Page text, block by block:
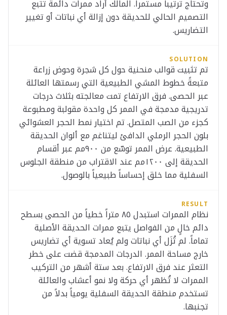
وتحتاج ترتيباً مستمراً. المالك أراد ممرات دائمة تتبع
التصميم الحالي للحديقة دون إزالة أي نباتات أو تغيير
التضاريس.
SOLUTION
تم تثبيت قوالب منحنية حول كل شجرة وحوض زراعة
متبعةً خطوط المشي الطبيعية التي رسمتها العائلة
عبر الحصى. فرق الارتفاع تمت معالجته بثلاث درجات
تدريجية مدمجة في الممر كل واحدة مقولبة ومطبوعة
كجزء من الصب المتصل. تم اختيار نمط الحجر العشوائي
بلون الحجر الرملي الدافئ ليتناغم مع ألوان الحديقة
الطبيعية. عرض الممر توسّع من ٩٠٠مم عبر أقسام
الحديقة إلى ١٢٠٠مم عند الاقتراب من منطقة الجلوس
السفلية مما خلق إحساساً طبيعياً بالوصول.
RESULT
نظام الممرات استبدل ٨٥ متراً خطياً من الحصى بسطح
دائم خالٍ من الفواصل يتبع ممرات الحديقة الأصلية
تماماً. لم تُزَل أي نباتات ولم يُعاد تسوية أي تضاريس
خارج مساحة الممر. الدرجات المدمجة قضت على خطر
التعثر عند فرق الارتفاع. بعد ستة أشهر من التركيب
الممرات لا تُظهر أي حركة ولا نمو أعشاب والعائلة
تستخدم منطقة الحديقة السفلية يومياً بدلاً من
تجنبها.